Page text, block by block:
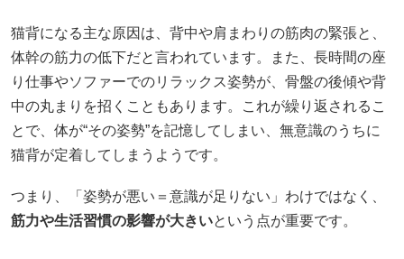
猫背になる主な原因は、背中や肩まわりの筋肉の緊張と、
体幹の筋力の低下だと言われています。また、長時間の座
り仕事やソファーでのリラックス姿勢が、骨盤の後傾や背
中の丸まりを招くこともあります。これが繰り返されるこ
とで、体が“その姿勢”を記憶してしまい、無意識のうちに
猫背が定着してしまうようです。
つまり、「姿勢が悪い＝意識が足りない」わけではなく、
筋力や生活習慣の影響が大きいという点が重要です。